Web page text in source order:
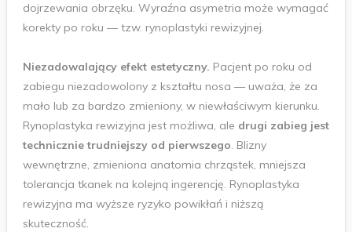
dojrzewania obrzęku. Wyraźna asymetria może wymagać
korekty po roku — tzw. rynoplastyki rewizyjnej.
Niezadowalający efekt estetyczny. Pacjent po roku od
zabiegu niezadowolony z kształtu nosa — uważa, że za
mało lub za bardzo zmieniony, w niewłaściwym kierunku.
Rynoplastyka rewizyjna jest możliwa, ale drugi zabieg jest
technicznie trudniejszy od pierwszego. Blizny
wewnętrzne, zmieniona anatomia chrząstek, mniejsza
tolerancja tkanek na kolejną ingerencję. Rynoplastyka
rewizyjna ma wyższe ryzyko powikłań i niższą
skuteczność.